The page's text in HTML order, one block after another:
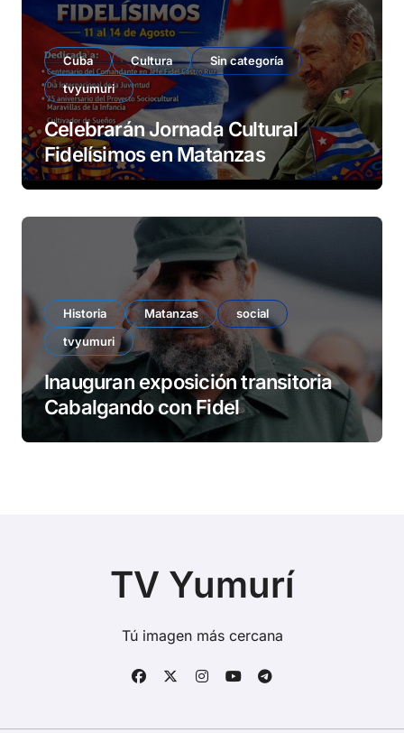
Cuba Cultura
Sin categoría
tvyumuri
Celebrarán Jornada Cultural
Fidelísimos en Matanzas
Historia Matanzas
social
tvyumuri
Inauguran exposición transitoria
Cabalgando con Fidel
TV Yumurí
Tú imagen más cercana